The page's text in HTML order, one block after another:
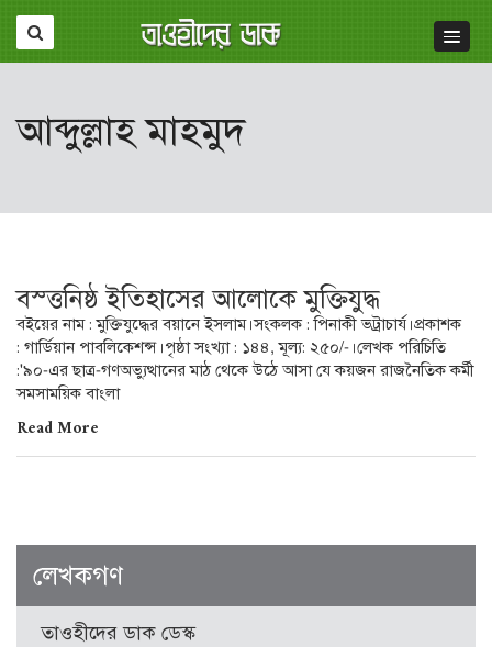
আব্দুল্লাহ মাহমুদ
বস্ত্তনিষ্ঠ ইতিহাসের আলোকে মুক্তিযুদ্ধ
বইয়ের নাম : মুক্তিযুদ্ধের বয়ানে ইসলাম।সংকলক : পিনাকী ভট্রাচার্য।প্রকাশক
: গার্ডিয়ান পাবলিকেশন্স।পৃষ্ঠা সংখ্যা : ১৪৪, মূল্য: ২৫০/-।লেখক পরিচিতি
:'৯০-এর ছাত্র-গণঅভ্যুত্থানের মাঠ থেকে উঠে আসা যে কয়জন রাজনৈতিক কর্মী
সমসাময়িক বাংলা
Read More
লেখকগণ
তাওহীদের ডাক ডেস্ক